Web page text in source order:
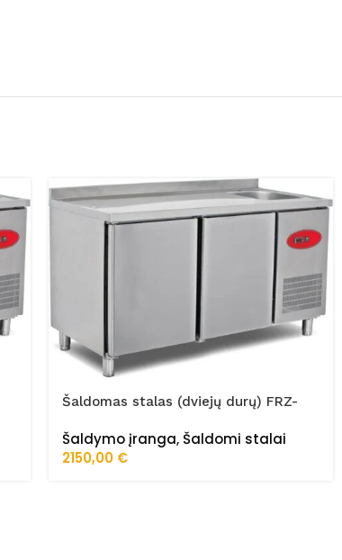
Šaldomas stalas (dviejų durų) FRZ-
Šaldymo įranga, Šaldomi stalai
2150,00 €